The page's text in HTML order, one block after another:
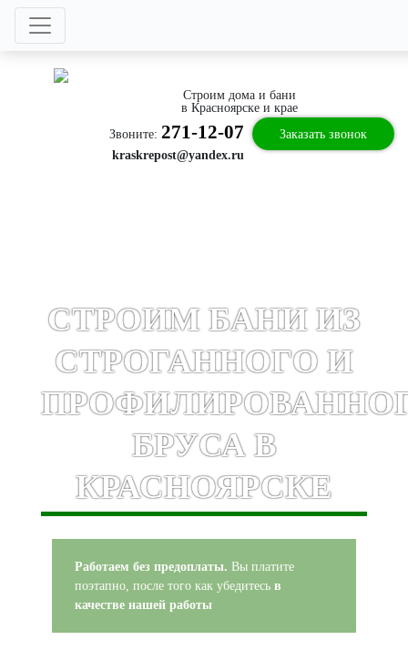
Строим дома и бани
в Красноярске и крае
Звоните: 271-12-07
kraskrepost@yandex.ru
Заказать звонок
СТРОИМ БАНИ ИЗ
СТРОГАННОГО И
БРУСА В
КРАСНОЯРСКЕ
Работаем без предоплаты. Вы платите
поэтапно, после того как убедитесь в
качестве нашей работы